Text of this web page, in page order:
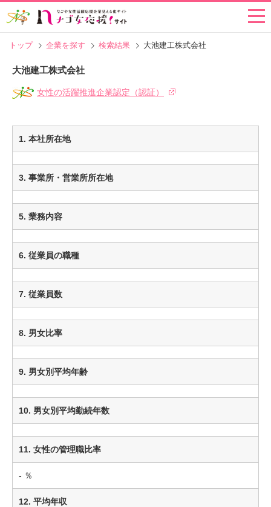
トップ 企業を探す 検索結果 大池建工株式会社
大池建工株式会社
女性の活躍推進企業認定（認証）
1. 本社所在地
3. 事業所・営業所所在地
5. 業務内容
6. 従業員の職種
7. 従業員数
8. 男女比率
9. 男女別平均年齢
10. 男女別平均勤続年数
11. 女性の管理職比率
- ％
12. 平均年収